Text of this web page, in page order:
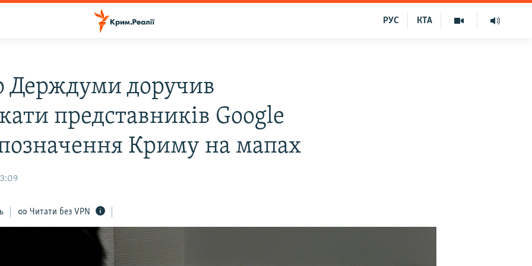
КТА
РУС
Держдуми доручив
представників Google
Криму на мапах
Читати без VPN